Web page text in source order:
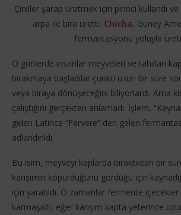
Çinliler şarap üretmek için pirinci kullandı
arpa ile bira üretti. Chicha, Güney
fermantasyonu yoluyla
O günlerde insanlar meyveleri ve tahılları
bırakmaya başladılar çünkü uzun bir süre
veya biraya dönüşeceğini biliyorlardı. Ama
çalıştığını gerçekten anlamadı. İşlem,
gelen Latince “Fervere” den gelen
adlandırıldı.
Bu isim, meyveyi kaplarda bıraktıktan bir
karışımın köpürdüğünü gördüğü için
için yaratıldı. O zamanlar fermente
karmaşıktı, eğer karışım kapta yeterince